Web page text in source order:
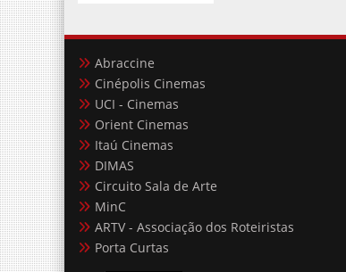
Abraccine
Cinépolis Cinemas
UCI - Cinemas
Orient Cinemas
Itaú Cinemas
DIMAS
Circuito Sala de Arte
MinC
ARTV - Associação dos Roteiristas
Porta Curtas